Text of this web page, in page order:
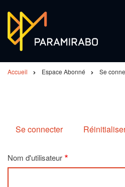
contenu
principal
Accueil Espace Abonné Se
tabs
Se connecter
Nom d'utilisateur